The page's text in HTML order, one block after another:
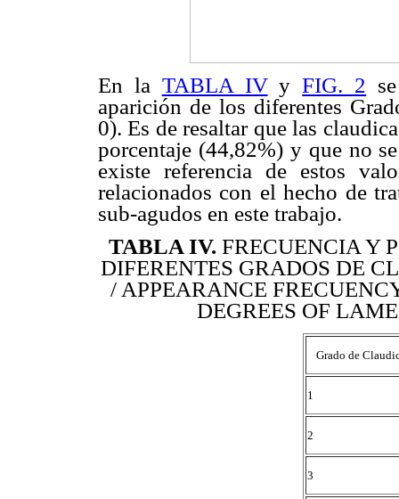
En la TABLA IVyFIG. 2
aparición de los diferentes
0). Es de resaltar que las
porcentaje (44,82%) y que no
existe referencia de estos
relacionados con el hecho de
sub-agudos en este trabajo.
TABLA IV. FRECUENCIA Y
DIFERENTES GRADOS DE
/ APPEARANCE
DEGREES OF
Grado de
1
2
3